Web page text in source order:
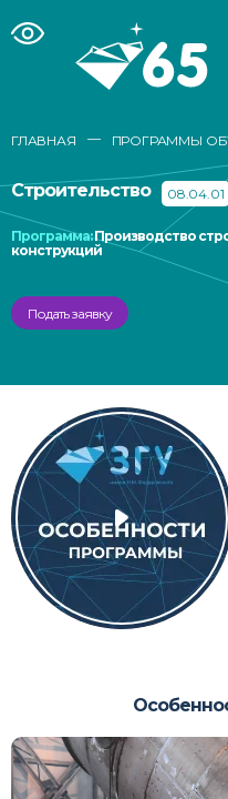
ГЛАВНАЯ — ПРОГРАММЫ
Строительство 08.04.01
Программа:Производство
конструкций
Подать заявку